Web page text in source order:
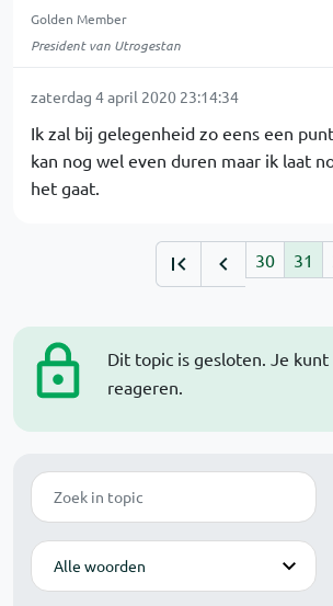
Dit topic is gesloten. Je
reageren.
Zoek
Modus
Golden Member
President van Utrogestan
zaterdag 4 april 2020 23:14:34
Ik zal bij gelegenheid zo eens een
kan nog wel even duren maar ik laat
het gaat.
30 31